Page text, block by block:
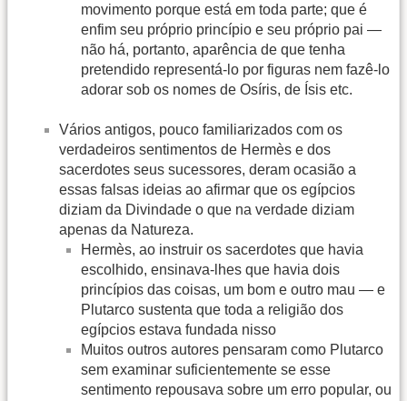
movimento porque está em toda parte; que é
enfim seu próprio princípio e seu próprio pai —
não há, portanto, aparência de que tenha
pretendido representá-lo por figuras nem fazê-lo
adorar sob os nomes de Osíris, de Ísis etc.
Vários antigos, pouco familiarizados com os
verdadeiros sentimentos de Hermès e dos
sacerdotes seus sucessores, deram ocasião a
essas falsas ideias ao afirmar que os egípcios
diziam da Divindade o que na verdade diziam
apenas da Natureza.
Hermès, ao instruir os sacerdotes que havia
escolhido, ensinava-lhes que havia dois
princípios das coisas, um bom e outro mau — e
Plutarco sustenta que toda a religião dos
egípcios estava fundada nisso
Muitos outros autores pensaram como Plutarco
sem examinar suficientemente se esse
sentimento repousava sobre um erro popular, ou